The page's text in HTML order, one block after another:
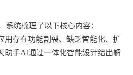
系统梳理了以下核心内容：
用存在功能割裂、缺乏智能化、扩
助手AI通过一体化智能设计给出解